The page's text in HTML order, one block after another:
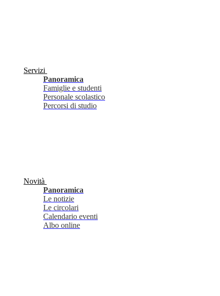
Servizi
Panoramica
Famiglie e studenti
Personale scolastico
Percorsi di studio
Novità
Panoramica
Le notizie
Le circolari
Calendario eventi
Albo online